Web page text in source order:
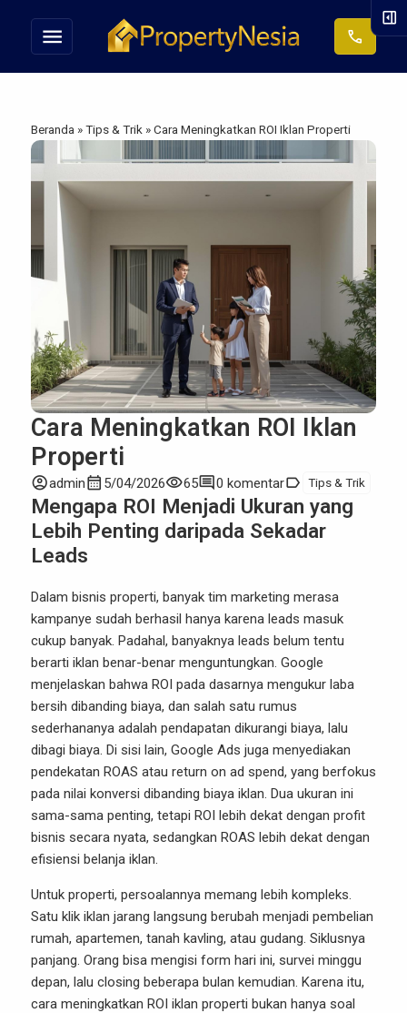
menu call
Beranda »Tips & Trik »Cara Meningkatkan ROI Iklan Properti
Cara Meningkatkan ROI Iklan
Properti
account_circleadmincalendar_month 5/04/2026visibility65comment0 komentarlabel Tips & Trik
Mengapa ROI Menjadi Ukuran yang
Lebih Penting daripada Sekadar
Leads
Dalam bisnis properti, banyak tim marketing merasa
kampanye sudah berhasil hanya karena leads masuk
cukup banyak. Padahal, banyaknya leads belum tentu
berarti iklan benar-benar menguntungkan. Google
menjelaskan bahwa ROI pada dasarnya mengukur laba
bersih dibanding biaya, dan salah satu rumus
sederhananya adalah pendapatan dikurangi biaya, lalu
dibagi biaya. Di sisi lain, Google Ads juga menyediakan
pendekatan ROAS atau return on ad spend, yang berfokus
pada nilai konversi dibanding biaya iklan. Dua ukuran ini
sama-sama penting, tetapi ROI lebih dekat dengan profit
bisnis secara nyata, sedangkan ROAS lebih dekat dengan
efisiensi belanja iklan.
Untuk properti, persoalannya memang lebih kompleks.
Satu klik iklan jarang langsung berubah menjadi pembelian
rumah, apartemen, tanah kavling, atau gudang. Siklusnya
panjang. Orang bisa mengisi form hari ini, survei minggu
depan, lalu closing beberapa bulan kemudian. Karena itu,
cara meningkatkan ROI iklan properti bukan hanya soal
right_panel_open